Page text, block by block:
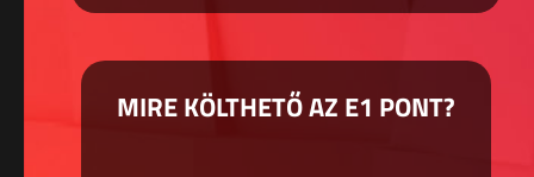
MIRE KÖLTHETŐ AZ E1 PONT?